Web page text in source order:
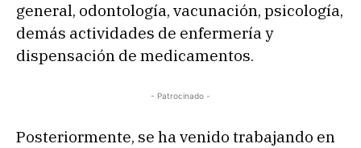
general, odontología, vacunación, psicología,
demás actividades de enfermería y
dispensación de medicamentos.
- Patrocinado -
Posteriormente, se ha venido trabajando en